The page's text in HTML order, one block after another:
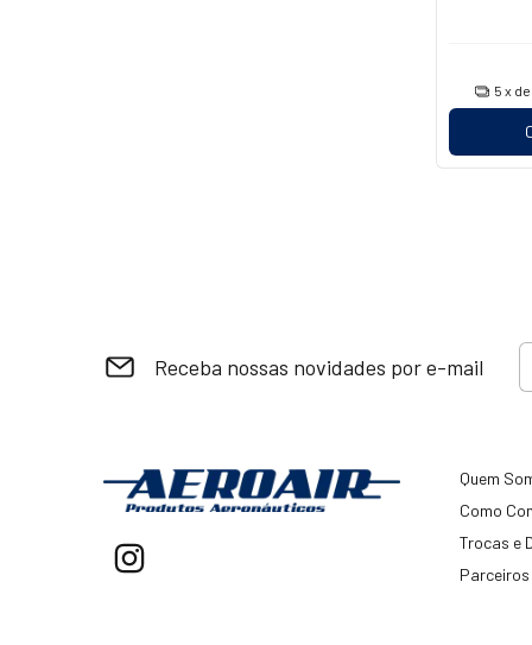
5 x de
Receba nossas novidades por e-mail
Quem
Como
Trocas e
Parceiros